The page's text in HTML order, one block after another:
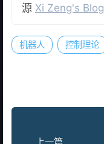
源 Xi Zeng's Blog
机器人 控制理论